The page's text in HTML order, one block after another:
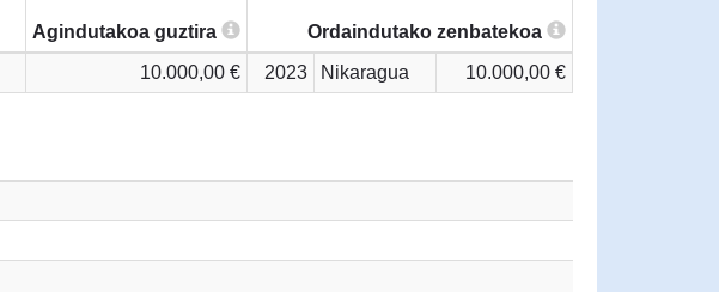
Agindutakoa guztira
Ordaindutako zenbatekoa
10.000,00 € 2023 Nikaragua 10.000,00 €